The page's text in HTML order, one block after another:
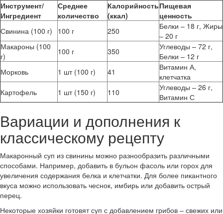
Инструмент/
Ингредиент
Среднее
количество
Калорийность
(ккал)
Пищевая
ценность
Свинина (100 г)
100 г 250
Белки – 18 г, Жиры
– 20 г
Макароны (100
г)
100 г 350
Углеводы – 72 г,
Белки – 12 г
Морковь
1 шт (100 г) 41
Витамин А,
клетчатка
Картофель
1 шт (150 г) 110
Углеводы – 26 г,
Витамин С
Вариации и дополнения к
классическому рецепту
Макаронный суп из свинины можно разнообразить различными
способами. Например, добавить в бульон фасоль или горох для
увеличения содержания белка и клетчатки. Для более пикантного
вкуса можно использовать чеснок, имбирь или добавить острый
перец.
Некоторые хозяйки готовят суп с добавлением грибов – свежих или